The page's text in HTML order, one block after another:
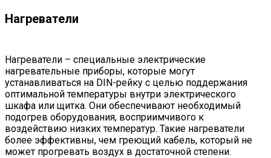
Нагреватели
Нагреватели – специальные электрические
нагревательные приборы, которые могут
устанавливаться на DIN-рейку с целью поддержания
оптимальной температуры внутри электрического
шкафа или щитка. Они обеспечивают необходимый
подогрев оборудования, восприимчивого к
воздействию низких температур. Такие нагреватели
более эффективны, чем греющий кабель, который не
может прогревать воздух в достаточной степени.